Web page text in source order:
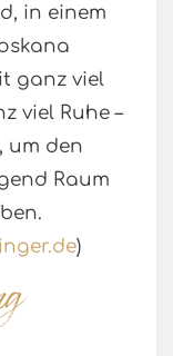
in einem
ganz viel
viel Ruhe –
um den
Raum
)